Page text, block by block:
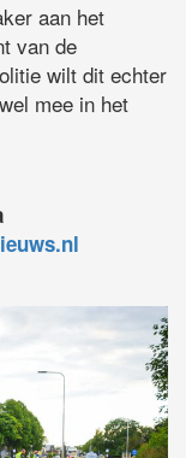
aan het
van de
wilt dit echter
mee in het